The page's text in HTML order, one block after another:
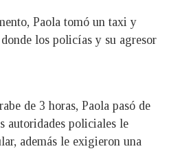
Paola tomó un taxi y
los policías y su agresor
de 3 horas, Paola pasó de
autoridades policiales le
además le exigieron una